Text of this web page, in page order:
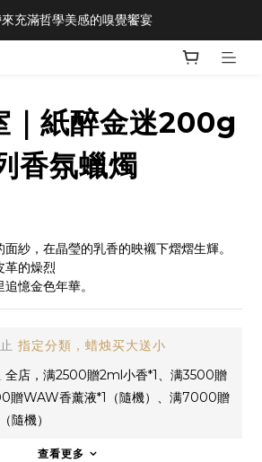
充滿哲學美感的嗅覺饗宴
｜紙醉金迷200g
香氛蠟燭
紗，在晶瑩的乳香的映襯下熠熠生輝。
革的燥烈
憶金色年華。
指定分類，蜡烛买大送小
全店，满2500贈2ml小香*1、满3500贈
贈WAW香薰液*1（隨機）、满7000贈
隨機）
查看更多